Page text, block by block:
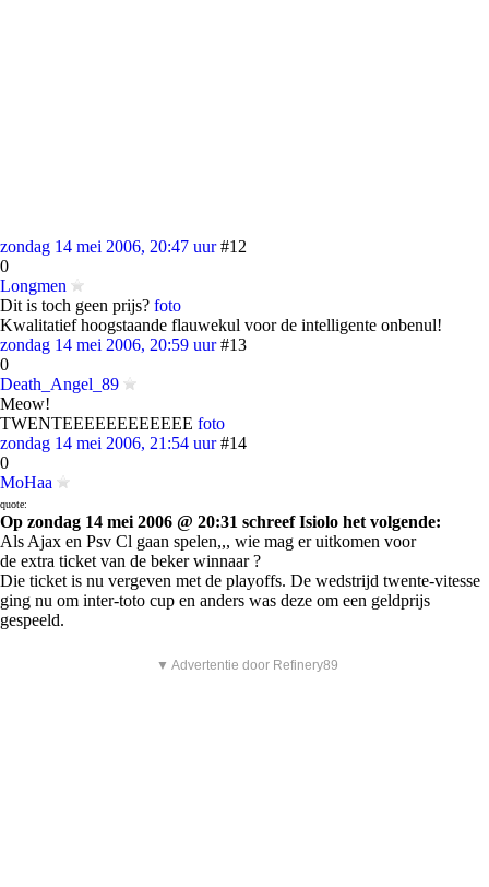
zondag 14 mei 2006, 20:47 uur #12
0
Longmen
Dit is toch geen prijs? foto
Kwalitatief hoogstaande flauwekul voor de intelligente onbenul!
zondag 14 mei 2006, 20:59 uur #13
0
Death_Angel_89
Meow!
TWENTEEEEEEEEEEEE foto
zondag 14 mei 2006, 21:54 uur #14
0
MoHaa
quote:
Op zondag 14 mei 2006 @ 20:31 schreef Isiolo het volgende:
Als Ajax en Psv Cl gaan spelen,,, wie mag er uitkomen voor
de extra ticket van de beker winnaar ?
Die ticket is nu vergeven met de playoffs. De wedstrijd twente-vitesse
ging nu om inter-toto cup en anders was deze om een geldprijs
gespeeld.
▼ Advertentie door Refinery89